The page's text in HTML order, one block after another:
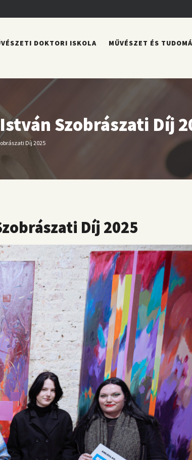
DOKTORI ISKOLA MŰVÉSZET ÉS
Szobrászati Díj
Díj 2025
Díj 2025